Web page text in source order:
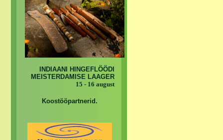
INDIAANI HINGEFLÖÖDI
MEISTERDAMISE LAAGER
15 - 16 august
Koostööpartnerid.